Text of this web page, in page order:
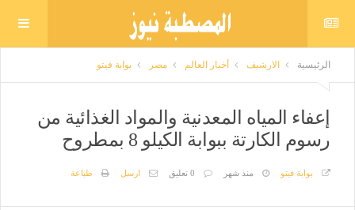
الرئيسية الارشيف أخبار العالم مصر بوابة فيتو
إعفاء المياه المعدنية والمواد الغذائية من
رسوم الكارتة ببوابة الكيلو 8 بمطروح
بوابة فيتو منذ شهر 0 تعليق ارسل طباعة